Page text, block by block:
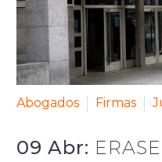
Abogados Firmas
09 Abr: